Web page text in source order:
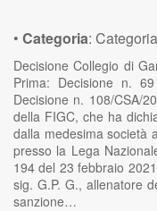
• Categoria: Categoria
Decisione Collegio di
Prima: Decisione n.
Decisione n. 108/CSA/
della FIGC, che ha
dalla medesima società
presso la Lega
194 del 23 febbraio
sig. G.P. G., allenatore
sanzione…